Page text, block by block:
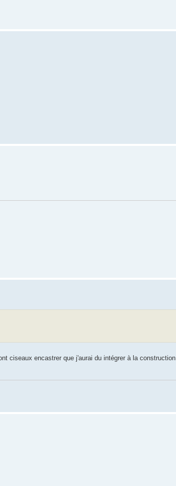
ciseaux encastrer que j'aurai du intégrer à la construction